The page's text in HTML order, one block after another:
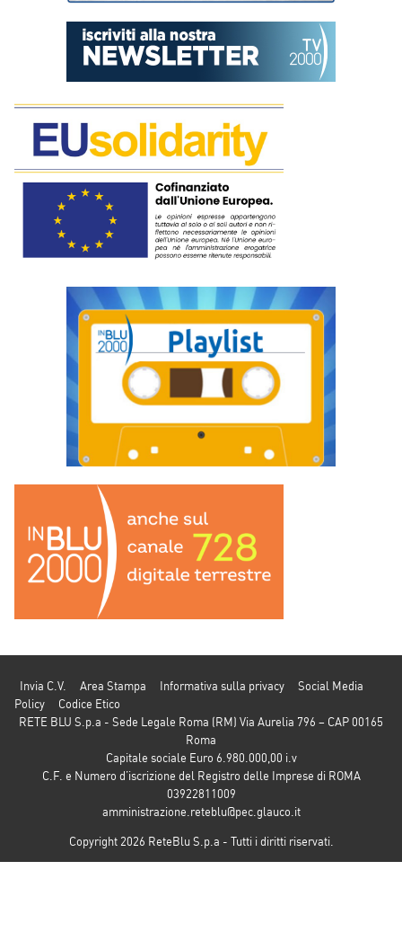
Invia C.V. Area Stampa Informativa sulla privacy
Social Media
Policy
Codice Etico
RETE BLU S.p.a - Sede Legale Roma (RM) Via Aurelia 796 – CAP 00165
Roma
Capitale sociale Euro 6.980.000,00 i.v
C.F. e Numero d’iscrizione del Registro delle Imprese di ROMA
03922811009
amministrazione.reteblu@pec.glauco.it
Copyright 2026 ReteBlu S.p.a - Tutti i diritti riservati.